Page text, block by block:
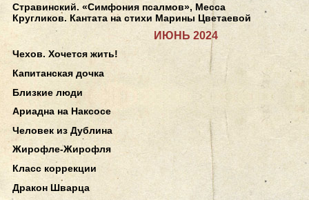
Стравинский. «Симфония псалмов», Месса
Кругликов. Кантата на стихи Марины Цветаевой
ИЮНЬ 2024
Чехов. Хочется жить!
Капитанская дочка
Близкие люди
Ариадна на Наксосе
Человек из Дублина
Жирофле-Жирофля
Класс коррекции
Дракон Шварца